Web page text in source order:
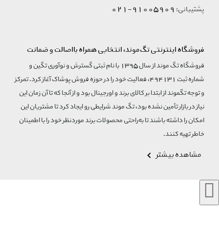
پشتیبانی:91005909-021
فروشگاه اینترنتی تگ‌موند، انتخابی همراه بااصالت و ضمانت
فروشگاه تگ موند از سال 1395 با نام ثبتی گسترش و نوآوری تگین و
شماره ثبت 494131، فعالیت خود را در حوزه فروش پوشاک آغاز کرد. تمرکز
و توجه تگموند از ابتدا بر کالای برند و اورجینال بود و از آنجا که تا آن زمان این
نیاز در بازار تأمین نشده بود، تگ موند شرایطی رو ایجاد کرد تا مشتریان این
امکان را داشته باشند تا به‌راحتی محصولات برند مورد‌نظر خود را با اطمینان
خاطر تهیه کنند.
مشاهده بیشتر